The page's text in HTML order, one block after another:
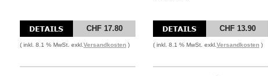
CHF 17.80
( inkl. 8.1 % MwSt. exkl. Versandkosten )
CHF 13.90
( inkl. 8.1 % MwSt. exkl. Versandkosten )